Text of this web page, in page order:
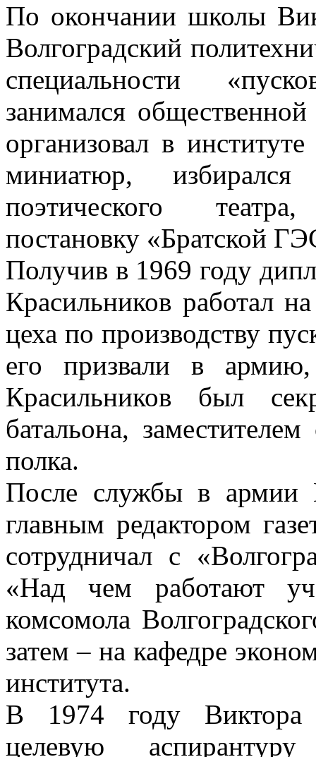
По окончании школы
Волгоградский
специальности
занимался
организовал в
миниатюр,
поэтического
постановку «Братской
Получив в 1969 году
Красильников работал
цеха по производству
его призвали в
Красильников был
батальона,
полка.
После службы в армии
главным редактором
сотрудничал с
«Над чем работают
комсомола
затем – на кафедре
института.
В 1974 году Виктора
целевую